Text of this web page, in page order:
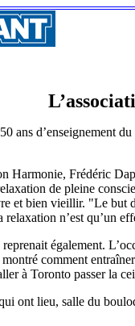
ans d’enseignement
Harmonie, Frédéric
de pleine
et bien vieillir. "Le but
relaxation n’est qu’un
également.
comment
à Toronto passer la
ont lieu, salle du